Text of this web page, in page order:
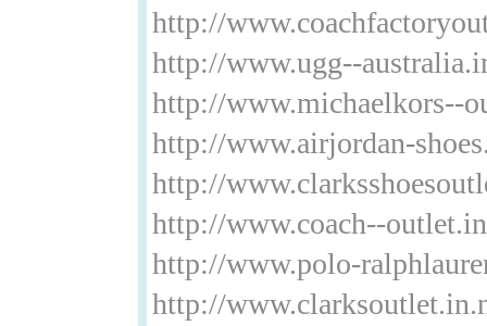
http://
http://www.ugg--
http://www.michaelkors--
http://www.airjordan-
http://
http://www.coach--
http://www.polo-
http://